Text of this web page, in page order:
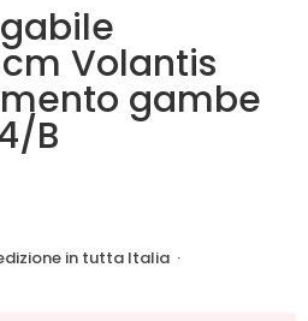
Volantis
gambe
B
in tutta Italia ·